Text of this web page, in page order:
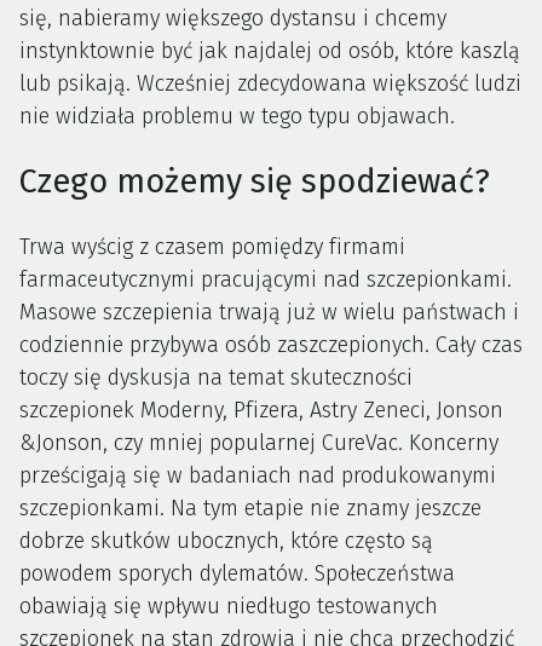
się, nabieramy większego dystansu i chcemy
instynktownie być jak najdalej od osób, które kaszlą
lub psikają. Wcześniej zdecydowana większość ludzi
nie widziała problemu w tego typu objawach.
Czego możemy się spodziewać?
Trwa wyścig z czasem pomiędzy firmami
farmaceutycznymi pracującymi nad szczepionkami.
Masowe szczepienia trwają już w wielu państwach i
codziennie przybywa osób zaszczepionych. Cały czas
toczy się dyskusja na temat skuteczności
szczepionek Moderny, Pfizera, Astry Zeneci, Jonson
&Jonson, czy mniej popularnej CureVac. Koncerny
prześcigają się w badaniach nad produkowanymi
szczepionkami. Na tym etapie nie znamy jeszcze
dobrze skutków ubocznych, które często są
powodem sporych dylematów. Społeczeństwa
obawiają się wpływu niedługo testowanych
szczepionek na stan zdrowia i nie chcą przechodzić